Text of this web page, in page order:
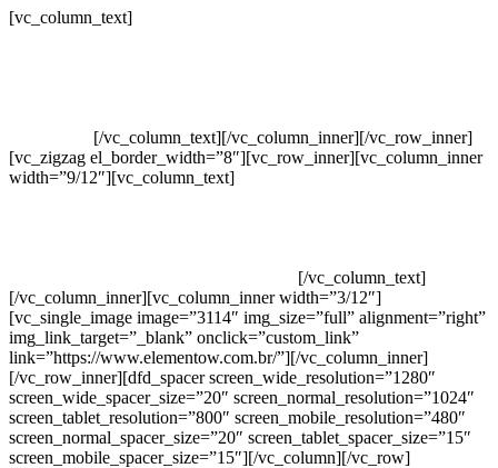
[vc_column_text]
[/vc_column_text][/vc_column_inner][/vc_row_inner]
[vc_zigzag el_border_width=”8″][vc_row_inner][vc_column_inner
width=”9/12″][vc_column_text]
[/vc_column_text]
[/vc_column_inner][vc_column_inner width=”3/12″]
[vc_single_image image=”3114″ img_size=”full” alignment=”right”
img_link_target=”_blank” onclick=”custom_link”
link=”https://www.elementow.com.br/”][/vc_column_inner]
[/vc_row_inner][dfd_spacer screen_wide_resolution=”1280″
screen_wide_spacer_size=”20″ screen_normal_resolution=”1024″
screen_tablet_resolution=”800″ screen_mobile_resolution=”480″
screen_normal_spacer_size=”20″ screen_tablet_spacer_size=”15″
screen_mobile_spacer_size=”15″][/vc_column][/vc_row]